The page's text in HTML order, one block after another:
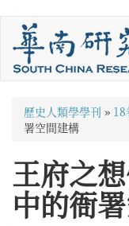
您
在
這
裡
歷史人類學學刊 » 18
署空間建構
王府之
中的衙